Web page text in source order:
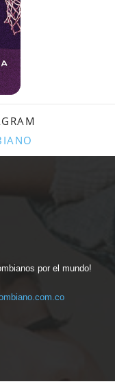
por el mundo!